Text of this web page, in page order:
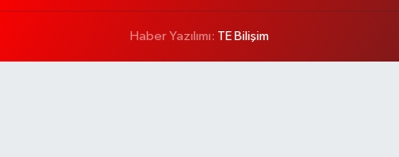
Haber Yazılımı: TE Bilişim